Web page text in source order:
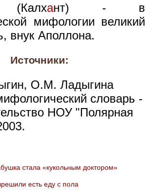
ант) - в
мифологии великий
внук Аполлона.
Источники:
О.М. Ладыгина
словарь -
НОУ "Полярная
стала «кукольным доктором»
есть еду с пола